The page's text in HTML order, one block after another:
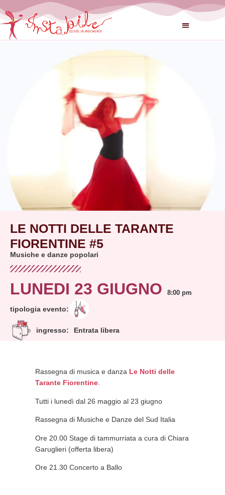
LE NOTTI DELLE TARANTE
FIORENTINE #5
Musiche e danze popolari
LUNEDI 23 GIUGNO 8:00 pm
tipologia evento:
ingresso: Entrata libera
Rassegna di musica e danza Le Notti delle
Tarante Fiorentine.
Tutti i lunedì dal 26 maggio al 23 giugno
Rassegna di Musiche e Danze del Sud Italia
Ore 20.00 Stage di tammurriata a cura di Chiara
Garuglieri (offerta libera)
Ore 21.30 Concerto a Ballo